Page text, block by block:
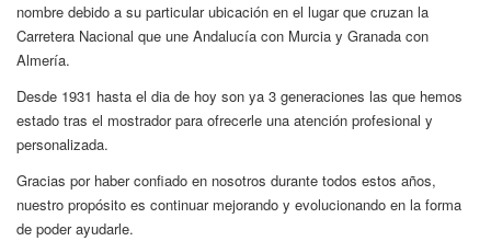
nombre debido a su particular ubicación en el lugar que cruzan la
Carretera Nacional que une Andalucía con Murcia y Granada con
Almería.
Desde 1931 hasta el dia de hoy son ya 3 generaciones las que hemos
estado tras el mostrador para ofrecerle una atención profesional y
personalizada.
Gracias por haber confiado en nosotros durante todos estos años,
nuestro propósito es continuar mejorando y evolucionando en la forma
de poder ayudarle.